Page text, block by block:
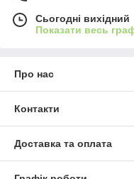
Сьогодні вихідний
Показати весь
Про нас
Контакти
Доставка та оплата